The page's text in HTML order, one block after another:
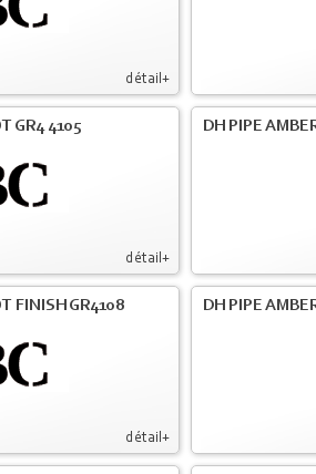
détail+
détail+
GR4 4105 DH PIPE
détail+
FINISH GR4108 DH PIPE